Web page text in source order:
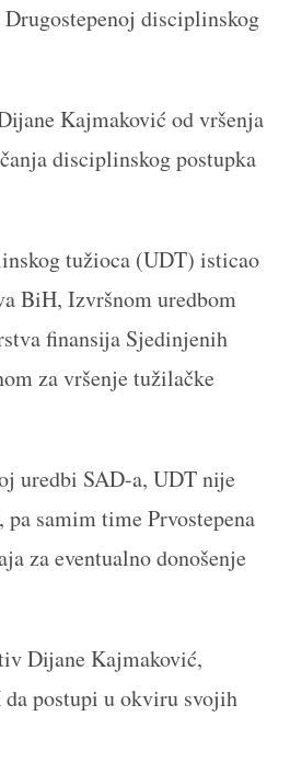
disciplinskog
Kajmaković od vršenja
disciplinskog postupka
tužioca (UDT) isticao
BiH, Izvršnom uredbom
finansija Sjedinjenih
za vršenje tužilačke
uredbi SAD-a, UDT nije
samim time Prvostepena
za eventualno donošenje
Dijane Kajmaković,
postupi u okviru svojih